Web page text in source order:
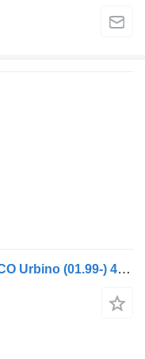
Главный тормозной кран WABCO Urbino (01.99-) 4728800650 для автобуса Solaris Urbino, Alpino, Vacanza (1999-)